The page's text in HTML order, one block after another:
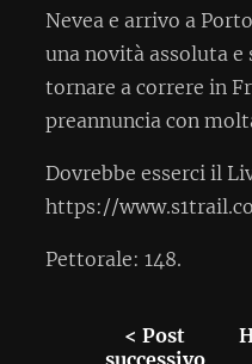
Nevea e arrivo a
una novità assoluta
tornare a correre in
preannuncia con
Dovrebbe esserci il
https://
Pettorale: 148.
< Post
successivo